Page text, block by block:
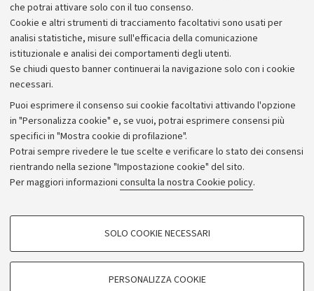
che potrai attivare solo con il tuo consenso.
Cookie e altri strumenti di tracciamento facoltativi sono usati per
analisi statistiche, misure sull'efficacia della comunicazione
istituzionale e analisi dei comportamenti degli utenti.
Se chiudi questo banner continuerai la navigazione solo con i cookie
necessari.
Puoi esprimere il consenso sui cookie facoltativi attivando l'opzione
in "Personalizza cookie" e, se vuoi, potrai esprimere consensi più
specifici in "Mostra cookie di profilazione".
Potrai sempre rivedere le tue scelte e verificare lo stato dei consensi
rientrando nella sezione "Impostazione cookie" del sito.
Per maggiori informazioni consulta la nostra Cookie policy.
COOKIE DI PROFILAZIONE - FACOLTATIVI
SOLO COOKIE NECESSARI
PERSONALIZZA COOKIE
Piano strategico
Bilanci
Donazioni e 5x1000
Merchandising - UniboStore
Bandi, gare e concorsi
Albo online
Amministrazione trasparente
Atti di notifica
Informazioni sul sito e accessibilità
Dichiarazione di accessibilità
Privacy e note legali
Impostazioni Cookie